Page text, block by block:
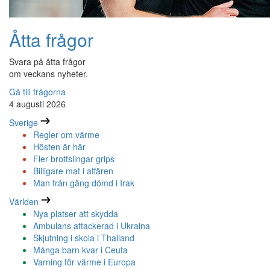
Åtta frågor
Svara på åtta frågor
om veckans nyheter.
Gå till frågorna
4 augusti 2026
Sverige
Regler om värme
Hösten är här
Fler brottslingar grips
Billigare mat i affären
Man från gäng dömd i Irak
Världen
Nya platser att skydda
Ambulans attackerad i Ukraina
Skjutning i skola i Thailand
Många barn kvar i Ceuta
Varning för värme i Europa